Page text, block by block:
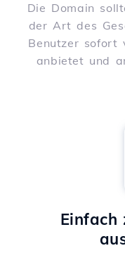
Die Domain
der Art des
Benutzer sofort
anbietet und
Einfach